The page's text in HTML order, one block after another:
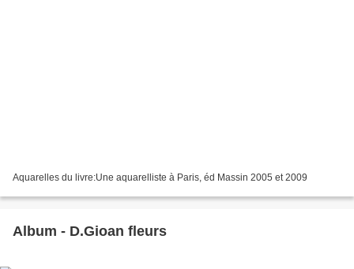
Aquarelles du livre:Une aquarelliste à Paris, éd Massin 2005 et 2009
Album - D.Gioan fleurs